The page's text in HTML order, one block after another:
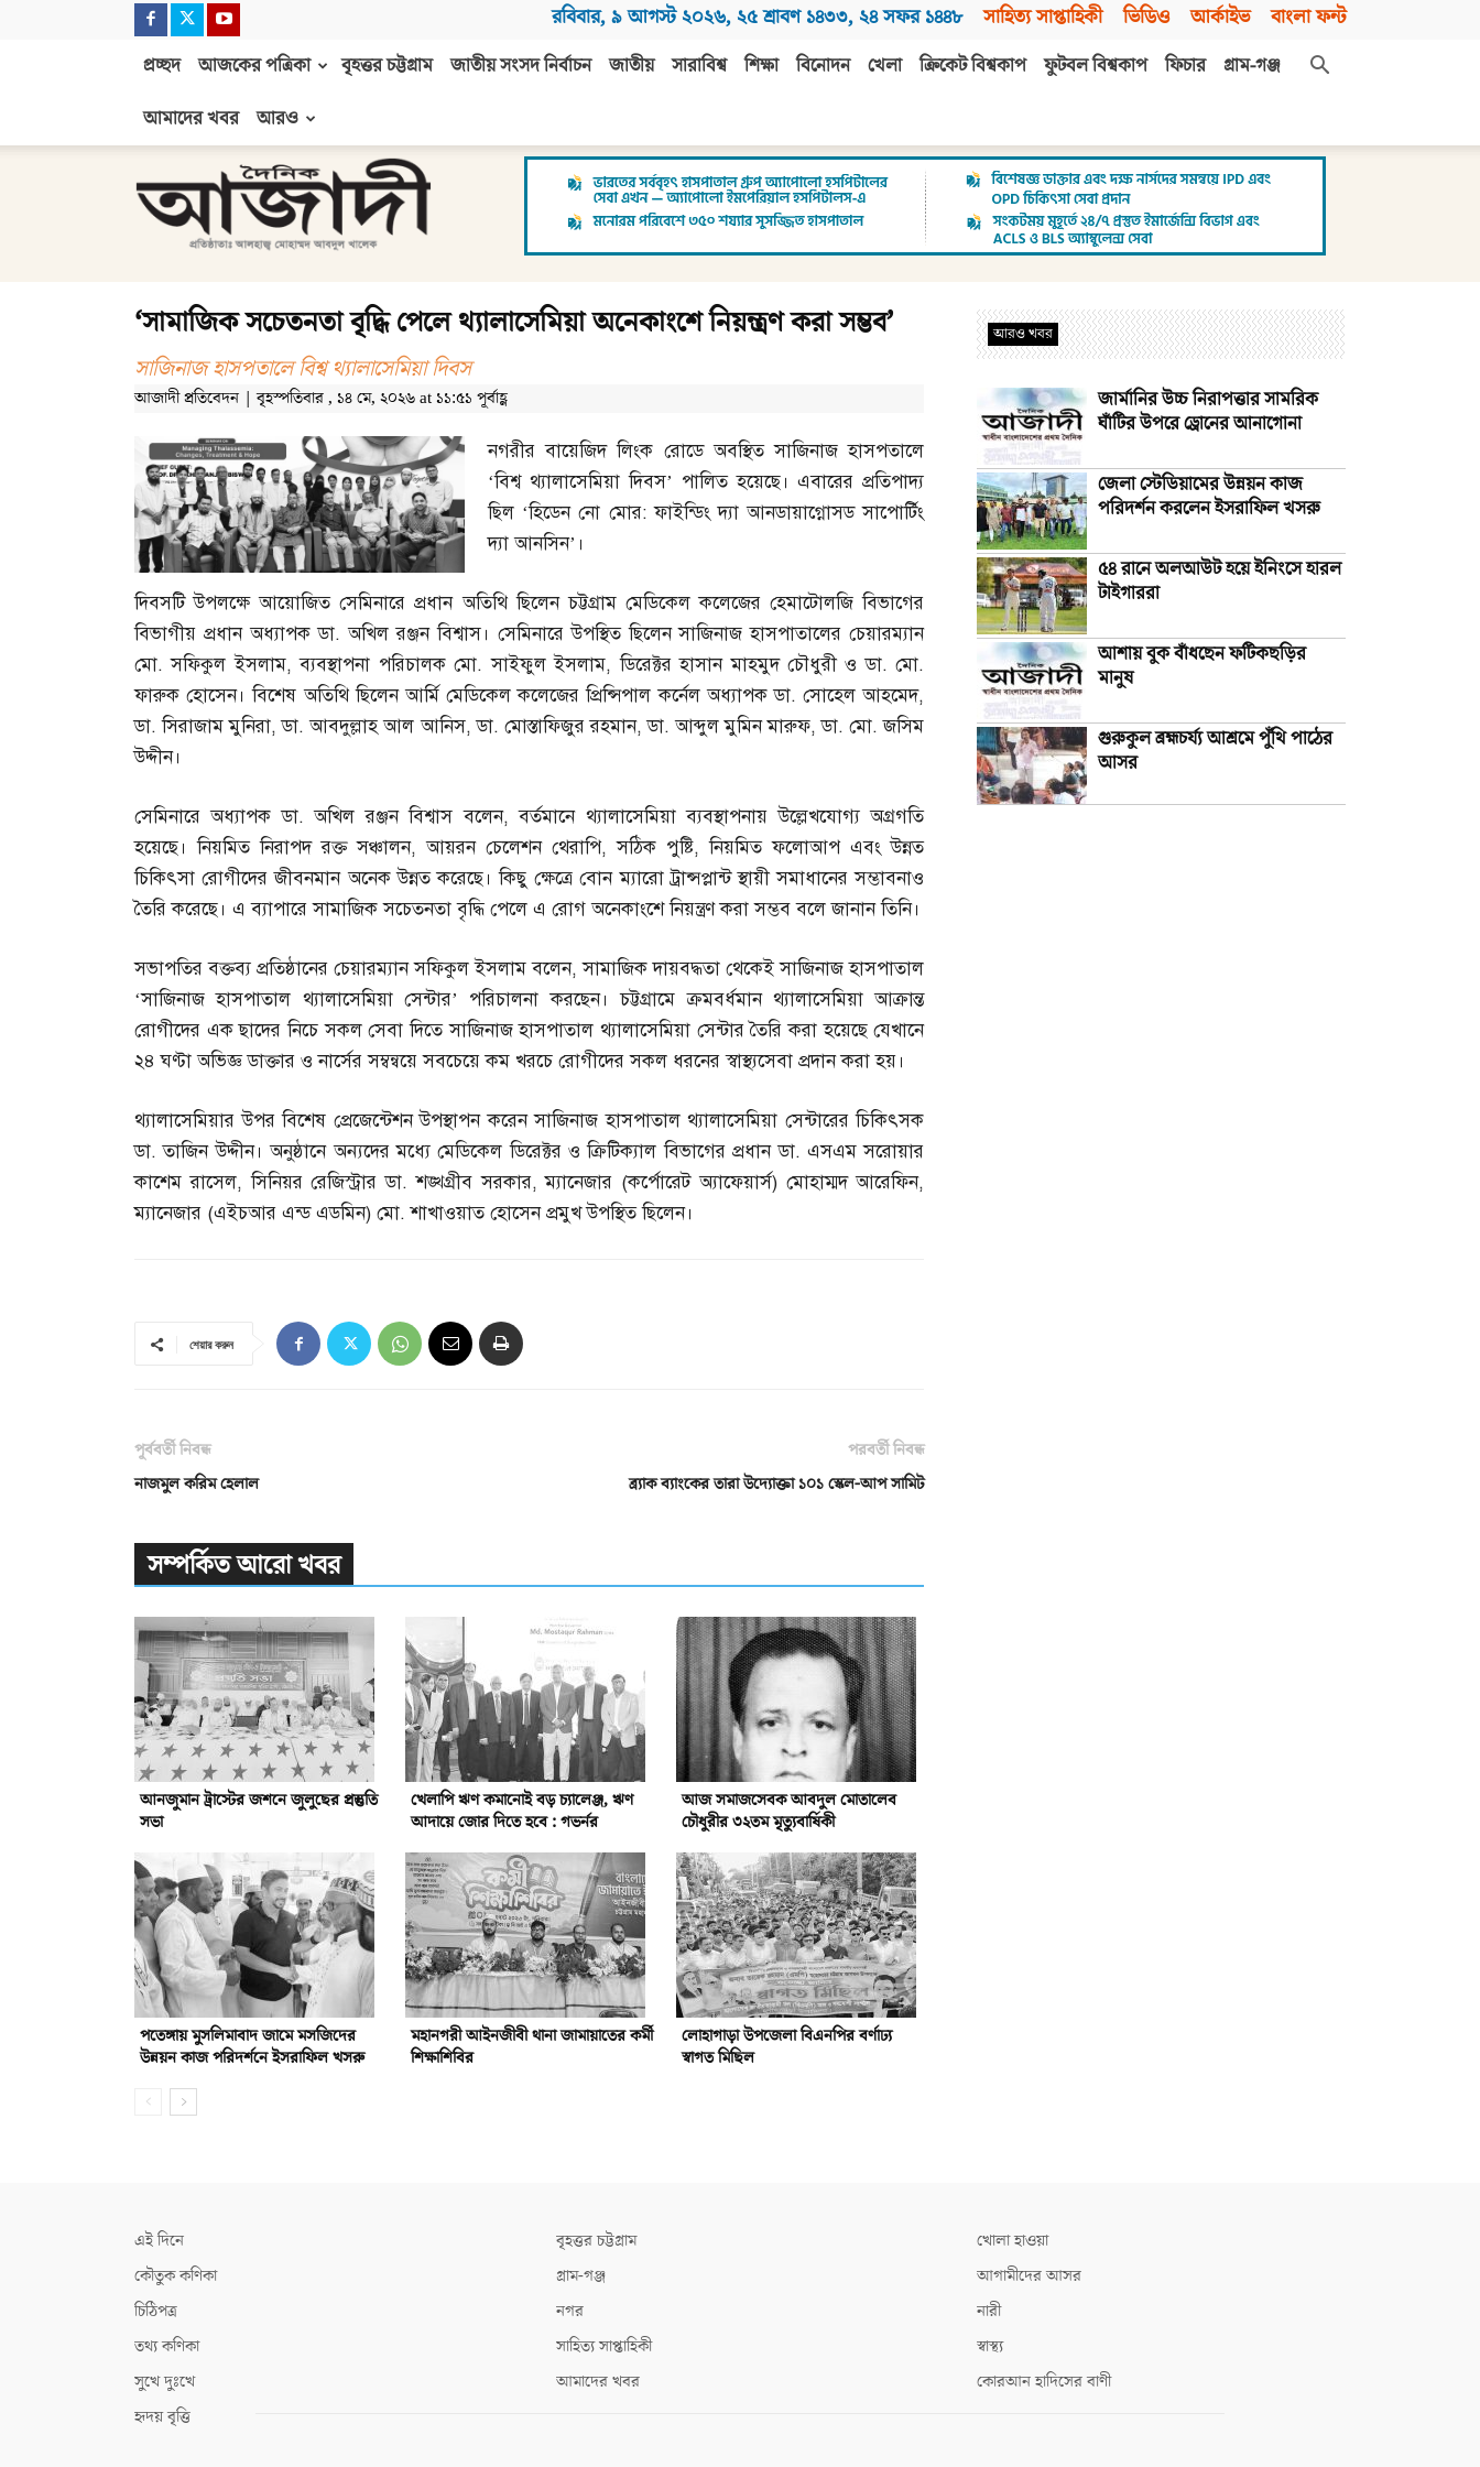
রবিবার, ৯ আগস্ট ২০২৬, ২৫ শ্রাবণ ১৪৩৩, ২৪ সফর ১৪৪৮ সাহিত্য সাপ্তাহিকী ভিডিও আর্কাইভ বাংলা ফন্ট
প্রচ্ছদ আজকের পত্রিকা বৃহত্তর চট্টগ্রাম জাতীয় সংসদ নির্বাচন জাতীয় সারাবিশ্ব শিক্ষা বিনোদন খেলা ক্রিকেট বিশ্বকাপ ফুটবল বিশ্বকাপ ফিচার
গ্রাম-গঞ্জ
আমাদের খবর
আরও
আজাদী
‘সামাজিক সচেতনতা বৃদ্ধি পেলে থ্যালাসেমিয়া অনেকাংশে নিয়ন্ত্রণ করা সম্ভব’
সাজিনাজ হাসপতালে বিশ্ব থ্যালাসেমিয়া দিবস
আজাদী প্রতিবেদন | বৃহস্পতিবার , ১৪ মে, ২০২৬ at ১১:৫১ পূর্বাহ্ণ
নগরীর বায়েজিদ লিংক রোডে অবস্থিত সাজিনাজ হাসপতালে
‘বিশ্ব থ্যালাসেমিয়া দিবস’ পালিত হয়েছে। এবারের প্রতিপাদ্য
ছিল ‘হিডেন নো মোর:ফাইন্ডিং দ্যা আনডায়াগ্নোসড সাপোর্টিং
দ্যা আনসিন’।
দিবসটি উপলক্ষে আয়োজিত সেমিনারে প্রধান অতিথি ছিলেন চট্টগ্রাম মেডিকেল কলেজের হেমাটোলজি বিভাগের
বিভাগীয় প্রধান অধ্যাপক ডা.অখিল রঞ্জন বিশ্বাস। সেমিনারে উপস্থিত ছিলেন সাজিনাজ হাসপাতালের চেয়ারম্যান
মো.সফিকুল ইসলাম,ব্যবস্থাপনা পরিচালক মো.সাইফুল ইসলাম,ডিরেক্টর হাসান মাহমুদ চৌধুরী ও ডা.মো.
ফারুক হোসেন। বিশেষ অতিথি ছিলেন আর্মি মেডিকেল কলেজের প্রিন্সিপাল কর্নেল অধ্যাপক ডা.সোহেল আহমেদ,
ডা.সিরাজাম মুনিরা,ডা.আবদুল্লাহ আল আনিস,ডা. মোস্তাফিজুর রহমান,ডা.আব্দুল মুমিন মারুফ,ডা.মো.জসিম
উদ্দীন।
সেমিনারে অধ্যাপক ডা.অখিল রঞ্জন বিশ্বাস বলেন,বর্তমানে থ্যালাসেমিয়া ব্যবস্থাপনায় উল্লেখযোগ্য অগ্রগতি
হয়েছে। নিয়মিত নিরাপদ রক্ত সঞ্চালন,আয়রন চেলেশন থেরাপি,সঠিক পুষ্টি,নিয়মিত ফলোআপ এবং উন্নত
চিকিৎসা রোগীদের জীবনমান অনেক উন্নত করেছে। কিছু ক্ষেত্রে বোন ম্যারো ট্রান্সপ্লান্ট স্থায়ী সমাধানের সম্ভাবনাও
তৈরি করেছে। এ ব্যাপারে সামাজিক সচেতনতা বৃদ্ধি পেলে এ রোগ অনেকাংশে নিয়ন্ত্রণ করা সম্ভব বলে জানান তিনি।
সভাপতির বক্তব্য প্রতিষ্ঠানের চেয়ারম্যান সফিকুল ইসলাম বলেন,সামাজিক দায়বদ্ধতা থেকেই সাজিনাজ হাসপাতাল
‘সাজিনাজ হাসপাতাল থ্যালাসেমিয়া সেন্টার’ পরিচালনা করছেন। চট্টগ্রামে ক্রমবর্ধমান থ্যালাসেমিয়া আক্রান্ত
রোগীদের এক ছাদের নিচে সকল সেবা দিতে সাজিনাজ হাসপাতাল থ্যালাসেমিয়া সেন্টার তৈরি করা হয়েছে যেখানে
২৪ ঘণ্টা অভিজ্ঞ ডাক্তার ও নার্সের সম্বন্বয়ে সবচেয়ে কম খরচে রোগীদের সকল ধরনের স্বাস্থ্যসেবা প্রদান করা হয়।
থ্যালাসেমিয়ার উপর বিশেষ প্রেজেন্টেশন উপস্থাপন করেন সাজিনাজ হাসপাতাল থ্যালাসেমিয়া সেন্টারের চিকিৎসক
ডা.তাজিন উদ্দীন। অনুষ্ঠানে অন্যদের মধ্যে মেডিকেল ডিরেক্টর ও ক্রিটিক্যাল বিভাগের প্রধান ডা. এসএম সরোয়ার
কাশেম রাসেল,সিনিয়র রেজিস্ট্রার ডা.শঙ্খগ্রীব সরকার,ম্যানেজার (কর্পোরেট অ্যাফেয়ার্স) মোহাম্মদ আরেফিন,
ম্যানেজার (এইচআর এন্ড এডমিন) মো.শাখাওয়াত হোসেন প্রমুখ উপস্থিত ছিলেন।
শেয়ার করুন
পূর্ববর্তী নিবন্ধ
নাজমুল করিম হেলাল
পরবর্তী নিবন্ধ
ব্র্যাক ব্যাংকের তারা উদ্যোক্তা ১০১ স্কেল-আপ সামিট
সম্পর্কিত আরো খবর
আনজুমান ট্রাস্টের জশনে জুলুছের প্রস্তুতি
সভা
খেলাপি ঋণ কমানোই বড় চ্যালেঞ্জ, ঋণ
আদায়ে জোর দিতে হবে : গভর্নর
আজ সমাজসেবক আবদুল মোতালেব
চৌধুরীর ৩২তম মৃত্যুবার্ষিকী
পতেঙ্গায় মুসলিমাবাদ জামে মসজিদের
উন্নয়ন কাজ পরিদর্শনে ইসরাফিল খসরু
মহানগরী আইনজীবী থানা জামায়াতের কর্মী
শিক্ষাশিবির
লোহাগাড়া উপজেলা বিএনপির বর্ণাঢ্য
স্বাগত মিছিল
আরও খবর
জার্মানির উচ্চ নিরাপত্তার সামরিক
ঘাঁটির উপরে ড্রোনের আনাগোনা
জেলা স্টেডিয়ামের উন্নয়ন কাজ
পরিদর্শন করলেন ইসরাফিল খসরু
৫৪ রানে অলআউট হয়ে ইনিংসে হারল
টাইগাররা
আশায় বুক বাঁধছেন ফটিকছড়ির
মানুষ
গুরুকুল ব্রহ্মচর্য্য আশ্রমে পুঁথি পাঠের
আসর
এই দিনে
কৌতুক কণিকা
চিঠিপত্র
তথ্য কণিকা
সুখে দুঃখে
হৃদয় বৃত্তি
বৃহত্তর চট্টগ্রাম
গ্রাম-গঞ্জ
নগর
সাহিত্য সাপ্তাহিকী
আমাদের খবর
খোলা হাওয়া
আগামীদের আসর
নারী
স্বাস্থ্য
কোরআন হাদিসের বাণী